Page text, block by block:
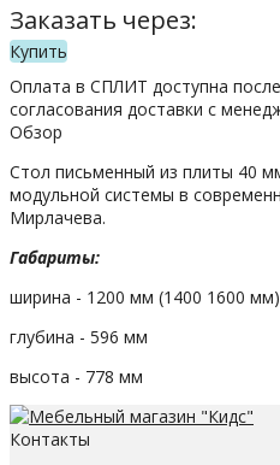
Заказать через:
Купить
Оплата в СПЛИТ доступна
согласования доставки с
Обзор
Стол письменный из плиты 40
модульной системы в
Мирлачева.
Габариты:
ширина - 1200 мм (1400 1600 мм)
глубина - 596 мм
высота - 778 мм
Контакты